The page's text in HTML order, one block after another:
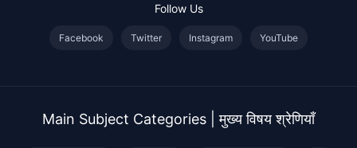
Follow Us
Facebook Twitter Instagram YouTube
Main Subject Categories | मुख्य विषय श्रेणियाँ